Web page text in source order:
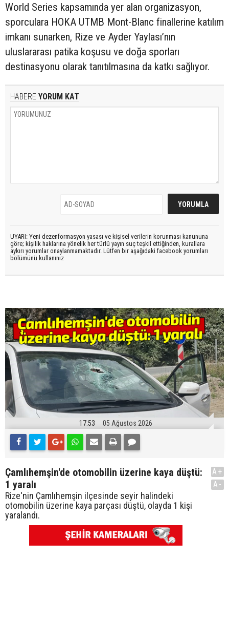
World Series kapsamında yer alan organizasyon,
sporculara HOKA UTMB Mont-Blanc finallerine katılım
imkanı sunarken, Rize ve Ayder Yaylası’nın
uluslararası patika koşusu ve doğa sporları
destinasyonu olarak tanıtılmasına da katkı sağlıyor.
HABERE YORUM KAT
UYARI: Yeni dezenformasyon yasası ve kişisel verilerin korunması kanununa
göre; kişilik haklarına yönelik her türlü yayın suç teşkil ettiğinden, kurallara
aykırı yorumlar onaylanmamaktadır. Lütfen bir aşağıdaki facebook yorumları
bölümünü kullanınız
17:53 05 Ağustos 2026
Çamlıhemşin'de otomobilin üzerine kaya düştü:
1 yaralı
Rize'nin Çamlıhemşin ilçesinde seyir halindeki
otomobilin üzerine kaya parçası düştü, olayda 1 kişi
yaralandı.
A+
A-